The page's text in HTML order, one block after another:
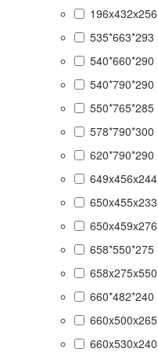
196x432x256
535*663*293
540*660*290
540*790*290
550*765*285
578*790*300
620*790*290
649x456x244
650x455x233
650x459x276
658*550*275
658x275x550
660*482*240
660x500x265
660x530x240